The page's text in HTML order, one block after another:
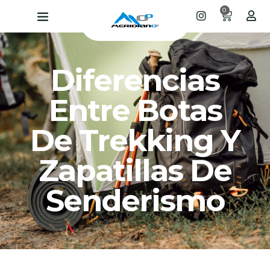
0
Diferencias
Entre Botas
De Trekking Y
Zapatillas De
Senderismo